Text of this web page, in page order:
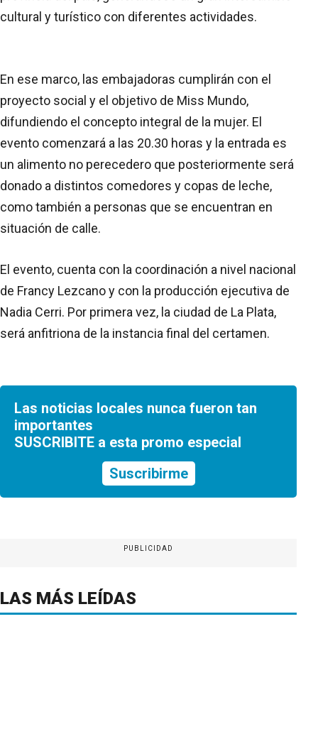
cultural y turístico con diferentes actividades.
En ese marco, las embajadoras cumplirán con el
proyecto social y el objetivo de Miss Mundo,
difundiendo el concepto integral de la mujer. El
evento comenzará a las 20.30 horas y la entrada es
un alimento no perecedero que posteriormente será
donado a distintos comedores y copas de leche,
como también a personas que se encuentran en
situación de calle.
El evento, cuenta con la coordinación a nivel nacional
de Francy Lezcano y con la producción ejecutiva de
Nadia Cerri. Por primera vez, la ciudad de La Plata,
será anfitriona de la instancia final del certamen.
Las noticias locales nunca fueron tan
importantes
SUSCRIBITE a esta promo especial
Suscribirme
PUBLICIDAD
LAS MÁS LEÍDAS